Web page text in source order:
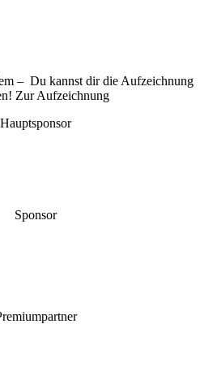
– Du kannst dir die Aufzeichnung
Zur Aufzeichnung
Hauptsponsor
Sponsor